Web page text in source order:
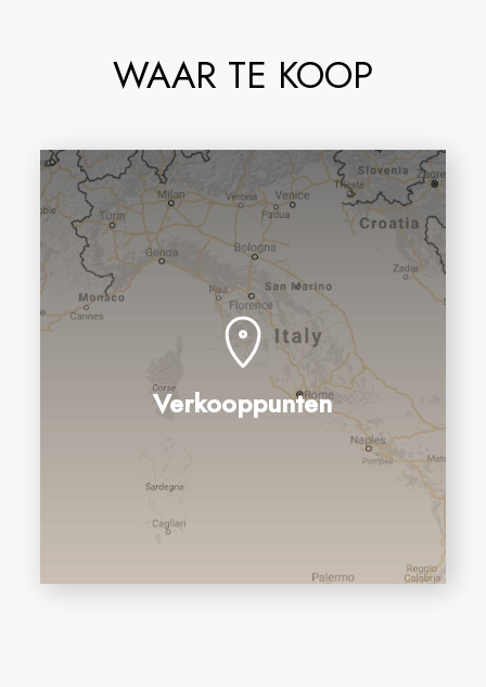
WAAR TE KOOP
Verkooppunten